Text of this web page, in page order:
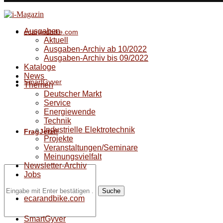
ecarandbike.com
SmartGyver
FragJetzt!
Suche
Ausgaben
Aktuell
Ausgaben-Archiv ab 10/2022
Ausgaben-Archiv bis 09/2022
Kataloge
News
Themen
Deutscher Markt
Service
Energiewende
Technik
Industrielle Elektrotechnik
Projekte
Veranstaltungen/Seminare
Meinungsvielfalt
Newsletter-Archiv
Jobs
ecarandbike.com
SmartGyver